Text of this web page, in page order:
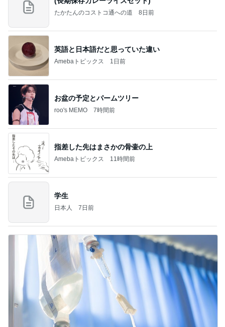
たかたんのコストコ通への道 8日前
英語と日本語だと思っていた違い
Amebaトピックス 1日前
お盆の予定とパームツリー
roo's MEMO 7時間前
指差した先はまさかの骨壷の上
Amebaトピックス 11時間前
学生
日本人 7日前